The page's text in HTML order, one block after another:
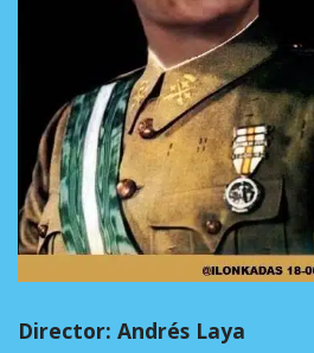
Director: Andrés Laya